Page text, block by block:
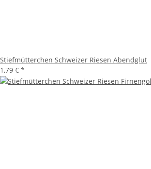
Stiefmütterchen Schweizer Riesen Abendglut
1,79 € *